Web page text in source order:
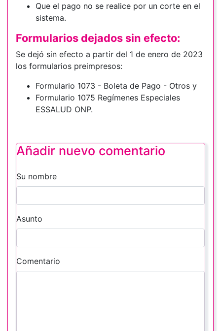
Que el pago no se realice por un corte en el
sistema.
Formularios dejados sin efecto:
Se dejó sin efecto a partir del 1 de enero de 2023
los formularios preimpresos:
Formulario 1073 - Boleta de Pago - Otros y
Formulario 1075 Regímenes Especiales
ESSALUD ONP.
Añadir nuevo comentario
Su nombre
Asunto
Comentario